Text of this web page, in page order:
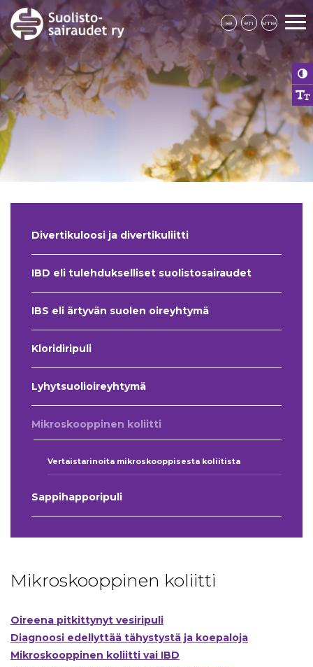
se en sme
Divertikuloosi ja divertikuliitti
IBD eli tulehdukselliset suolistosairaudet
IBS eli ärtyvän suolen oireyhtymä
Kloridiripuli
Lyhytsuolioireyhtymä
Mikroskooppinen koliitti
Vertaistarinoita mikroskooppisesta koliitista
Sappihapporipuli
Mikroskooppinen koliitti
Oireena pitkittynyt vesiripuli
Diagnoosi edellyttää tähystystä ja koepaloja
Mikroskooppinen koliitti vai IBD